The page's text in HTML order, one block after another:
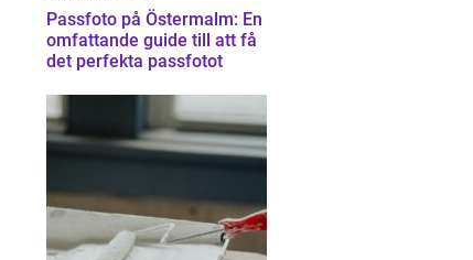
Passfoto på Östermalm: En
omfattande guide till att få
det perfekta passfotot